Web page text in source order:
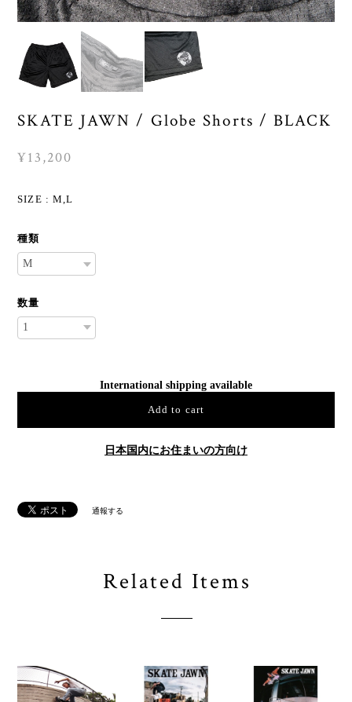
SKATE JAWN / Globe Shorts / BLACK
¥13,200
SIZE : M,L
種類
数量
International shipping available
Add to cart
日本国内にお住まいの方向け
通報する
Related Items